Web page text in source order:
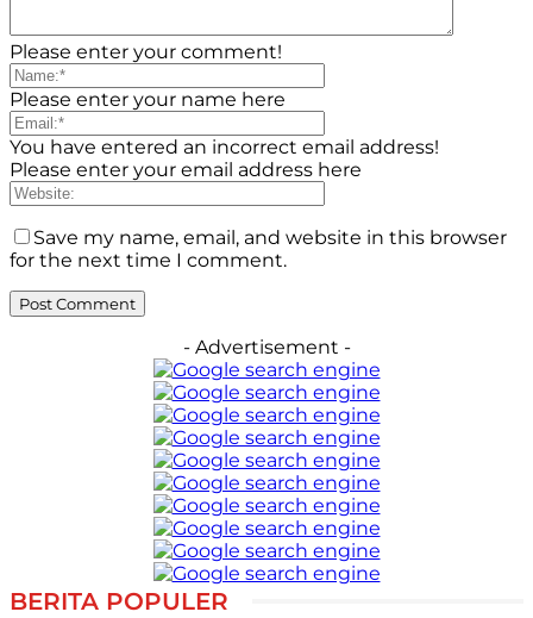
Please enter your comment!
Please enter your name here
You have entered an incorrect email address!
Please enter your email address here
Save my name, email, and website in this browser
for the next time I comment.
- Advertisement -
BERITA POPULER